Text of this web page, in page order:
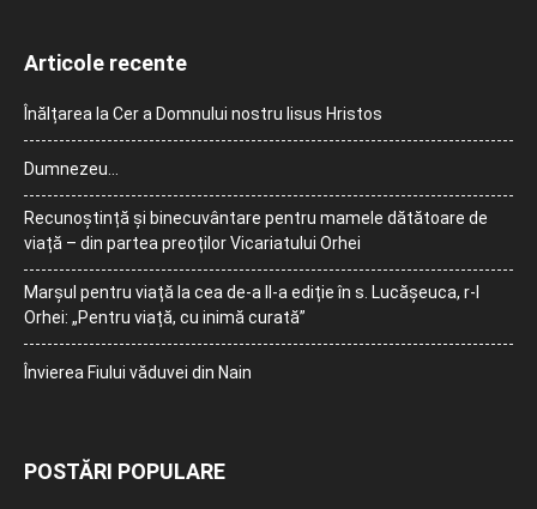
Articole recente
Înălțarea la Cer a Domnului nostru Iisus Hristos
Dumnezeu…
Recunoștință și binecuvântare pentru mamele dătătoare de
viață – din partea preoților Vicariatului Orhei
Marșul pentru viață la cea de-a II-a ediție în s. Lucășeuca, r-l
Orhei: „Pentru viață, cu inimă curată”
Învierea Fiului văduvei din Nain
POSTĂRI POPULARE